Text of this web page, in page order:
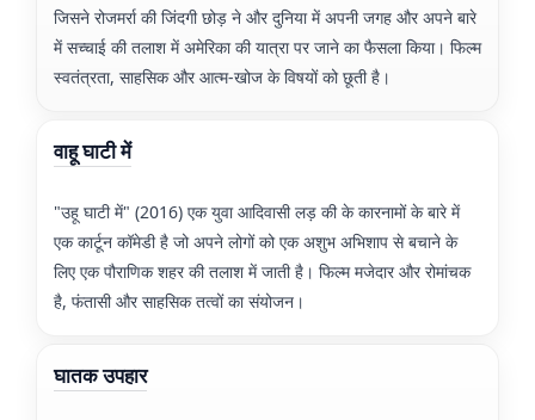
जिसने रोजमर्रा की जिंदगी छोड़ ने और दुनिया में अपनी जगह और अपने बारे
में सच्चाई की तलाश में अमेरिका की यात्रा पर जाने का फैसला किया। फिल्म
स्वतंत्रता, साहसिक और आत्म-खोज के विषयों को छूती है।
वाहू घाटी में
"उहू घाटी में" (2016) एक युवा आदिवासी लड़ की के कारनामों के बारे में
एक कार्टून कॉमेडी है जो अपने लोगों को एक अशुभ अभिशाप से बचाने के
लिए एक पौराणिक शहर की तलाश में जाती है। फिल्म मजेदार और रोमांचक
है, फंतासी और साहसिक तत्वों का संयोजन।
घातक उपहार